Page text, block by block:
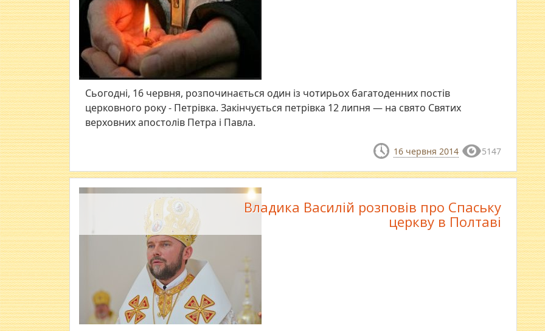
Сьогодні, 16 червня, розпочинається один із чотирьох багатоденних постів
церковного року - Петрівка. Закінчується петрівка 12 липня — на свято Святих
верховних апостолів Петра і Павла.
16 червня 2014 5147
Владика Василій розповів про Спаську
церкву в Полтаві